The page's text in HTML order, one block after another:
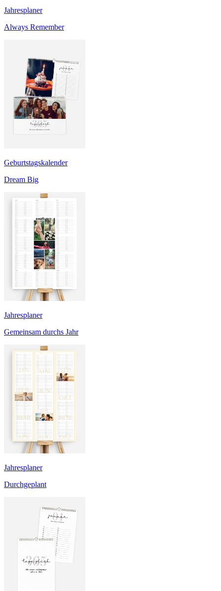
Jahresplaner
Always Remember
Geburtstagskalender
Dream Big
Jahresplaner
Gemeinsam durchs Jahr
Jahresplaner
Durchgeplant